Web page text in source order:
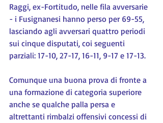
Raggi, ex-Fortitudo, nelle fila avversarie
- i Fusignanesi hanno perso per 69-55,
lasciando agli avversari quattro periodi
sui cinque disputati, coi seguenti
parziali: 17-10, 27-17, 16-11, 9-17 e 17-13.
Comunque una buona prova di fronte a
una formazione di categoria superiore
anche se qualche palla persa e
altrettanti rimbalzi offensivi concessi di